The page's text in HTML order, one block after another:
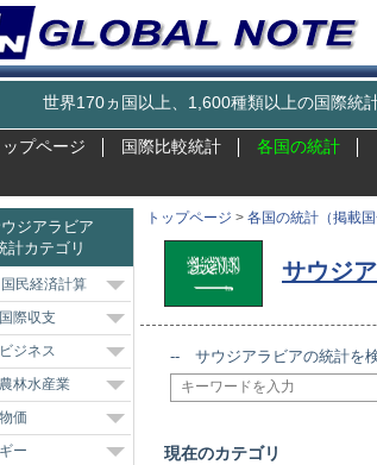
世界170ヵ国以上、1,600種類以上の国際
ップページ 国際比較統計 各国の統計
トップページ > 各国の統計（掲載国
サウジ
-- サウジアラビアの統計を
現在のカテゴリ
ジアラビア
計カテゴリ
民経済計算
際収支
ジネス
林水産業
価
ー